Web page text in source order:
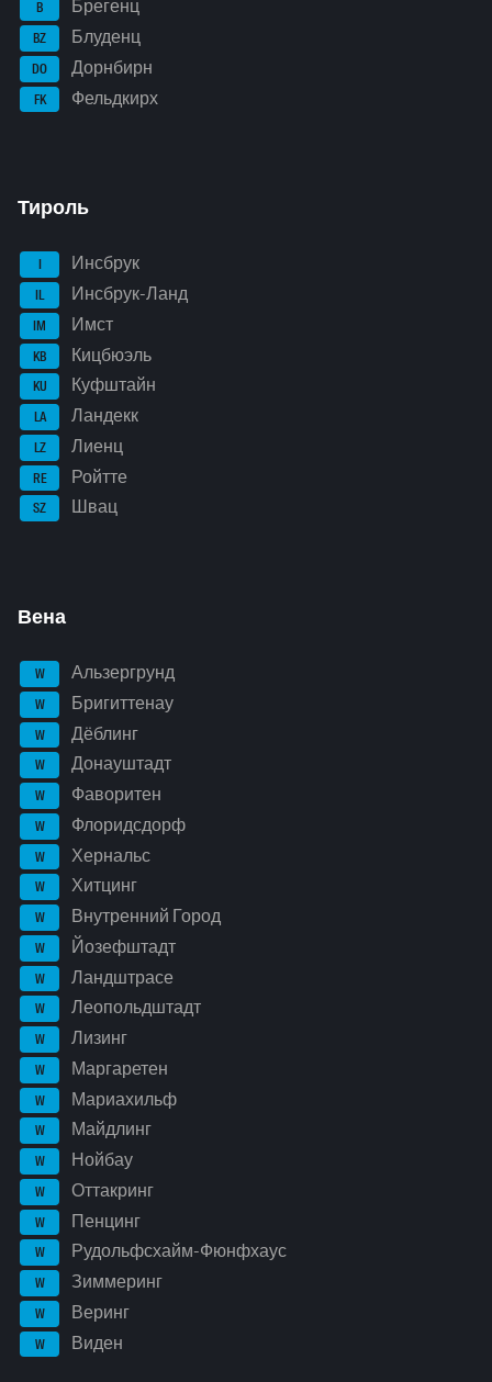
B Брегенц
BZ Блуденц
DO Дорнбирн
FK Фельдкирх
Тироль
I Инсбрук
IL Инсбрук-Ланд
IM Имст
KB Кицбюэль
KU Куфштайн
LA Ландекк
LZ Лиенц
RE Ройтте
SZ Швац
Вена
W Альзергрунд
W Бригиттенау
W Дёблинг
W Донауштадт
W Фаворитен
W Флоридсдорф
W Хернальс
W Хитцинг
W Внутренний Город
W Йозефштадт
W Ландштрасе
W Леопольдштадт
W Лизинг
W Маргаретен
W Мариахильф
W Майдлинг
W Нойбау
W Оттакринг
W Пенцинг
W Рудольфсхайм-Фюнфхаус
W Зиммеринг
W Веринг
W Виден